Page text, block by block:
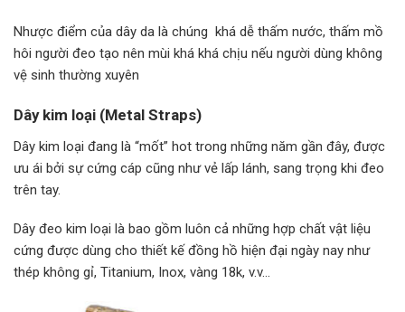
Nhược điểm của dây da là chúng khá dễ thấm nước, thấm mồ
hôi người đeo tạo nên mùi khá khá chịu nếu người dùng không
vệ sinh thường xuyên
Dây kim loại (Metal Straps)
Dây kim loại đang là “mốt” hot trong những năm gần đây, được
ưu ái bởi sự cứng cáp cũng như vẻ lấp lánh, sang trọng khi đeo
trên tay.
Dây đeo kim loại là bao gồm luôn cả những hợp chất vật liệu
cứng được dùng cho thiết kế đồng hồ hiện đại ngày nay như
thép không gỉ, Titanium, Inox, vàng 18k, v.v…